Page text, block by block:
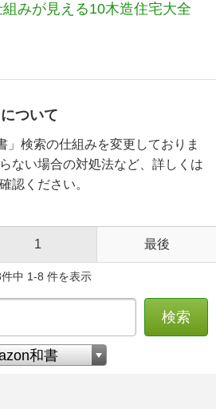
みが見える10木造住宅大全
ついて
」検索の仕組みを変更しておりま
ない場合の対処法など、詳しくは
認ください。
1 最後
中 1-8 件を表示
検索